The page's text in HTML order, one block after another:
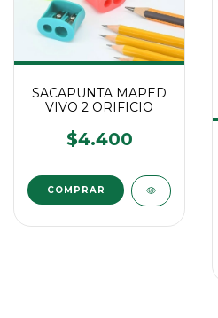
SACAPUNTA MAPED
VIVO 2 ORIFICIO
$4.400